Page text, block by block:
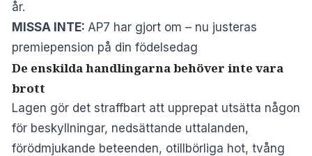
år.
MISSA INTE: AP7 har gjort om – nu justeras
premiepension på din födelsedag
De enskilda handlingarna behöver inte vara
brott
Lagen gör det straffbart att upprepat utsätta någon
för beskyllningar, nedsättande uttalanden,
förödmjukande beteenden, otillbörliga hot, tvång